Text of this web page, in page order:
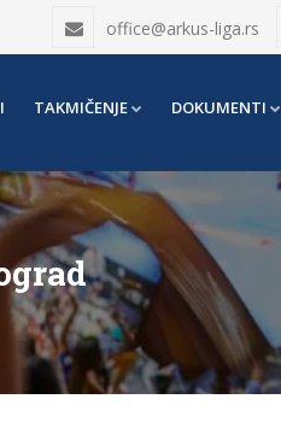
office@arkus-liga.rs
TAKMIČENJE DOKUMENTI